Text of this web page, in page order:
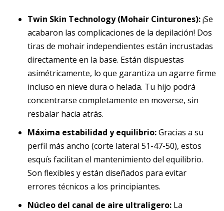
Twin Skin Technology (Mohair Cinturones):¡Se
acabaron las complicaciones de la depilación! Dos
tiras de mohair independientes están incrustadas
directamente en la base. Están dispuestas
asimétricamente, lo que garantiza un agarre firme
incluso en nieve dura o helada. Tu hijo podrá
concentrarse completamente en moverse, sin
resbalar hacia atrás.
Máxima estabilidad y equilibrio:Gracias a su
perfil más ancho (corte lateral 51-47-50), estos
esquís facilitan el mantenimiento del equilibrio.
Son flexibles y están diseñados para evitar
errores técnicos a los principiantes.
Núcleo del canal de aire ultraligero: La